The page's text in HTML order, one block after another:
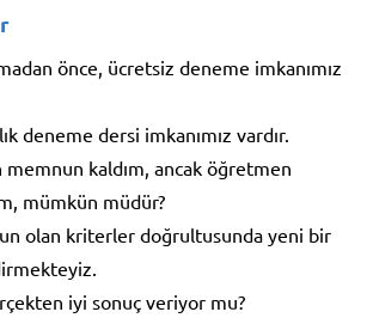
önce, ücretsiz deneme imkanımız
deneme dersi imkanımız vardır.
memnun kaldım, ancak öğretmen
mümkün müdür?
olan kriterler doğrultusunda yeni bir
iyi sonuç veriyor mu?